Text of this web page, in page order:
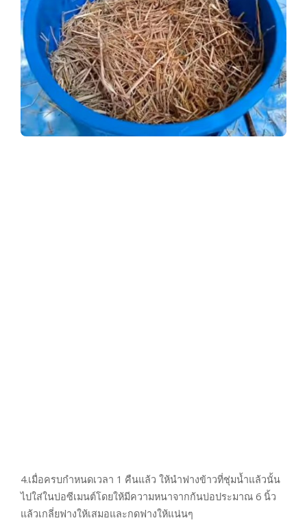
4.เมื่อครบกำหนดเวลา 1 คืนแล้ว ให้นำฟางข้าวที่ชุ่มน้ำแล้วนั้น
ไปใส่ในบ่อซีเมนต์โดยให้มีความหนาจากก้นบ่อประมาณ 6 นิ้ว
แล้วเกลี่ยฟางให้เสมอและกดฟางให้แน่นๆ